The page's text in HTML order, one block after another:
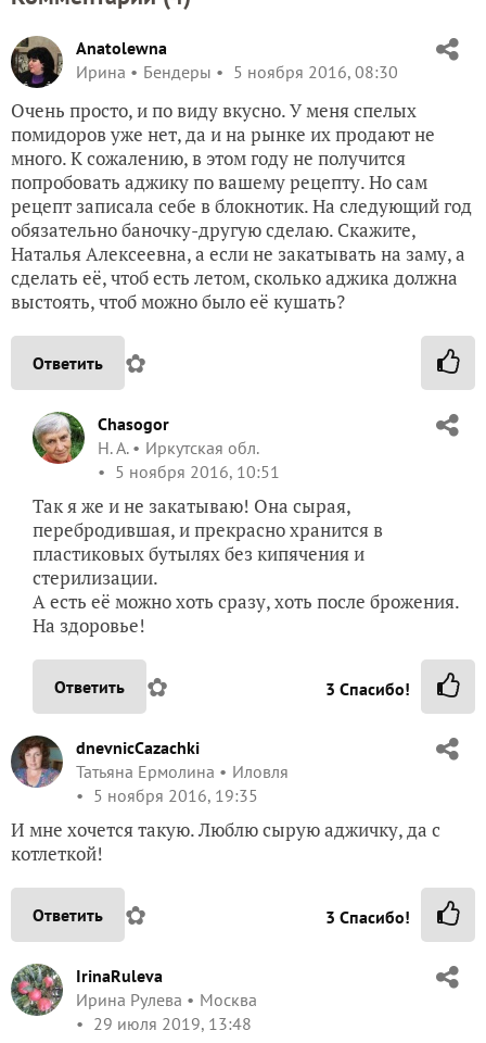
Anatolewna
Ирина
Бендеры 5 ноября 2016, 08:30
Очень просто, и по виду вкусно. У меня спелых
помидоров уже нет, да и на рынке их продают не
много. К сожалению, в этом году не получится
попробовать аджику по вашему рецепту. Но сам
рецепт записала себе в блокнотик. На следующий год
обязательно баночку-другую сделаю. Скажите,
Наталья Алексеевна, а если не закатывать на заму, а
сделать её, чтоб есть летом, сколько аджика должна
выстоять, чтоб можно было её кушать?
Ответить ✿
Chasogor
Н. А.
Иркутская обл.
5 ноября 2016, 10:51
Так я же и не закатываю! Она сырая,
перебродившая, и прекрасно хранится в
пластиковых бутылях без кипячения и
стерилизации.
А есть её можно хоть сразу, хоть после брожения.
На здоровье!
Ответить ✿ 3 Спасибо!
dnevnicCazachki
Татьяна Ермолина
Иловля
5 ноября 2016, 19:35
И мне хочется такую. Люблю сырую аджичку, да с
котлеткой!
Ответить ✿ 3 Спасибо!
IrinaRuleva
Ирина Рулева
Москва
29 июля 2019, 13:48